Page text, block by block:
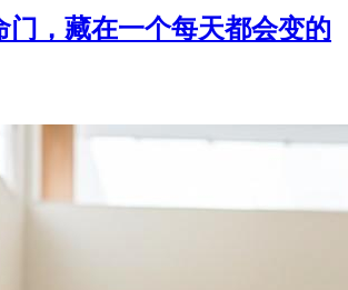
门，藏在一个每天都会变的